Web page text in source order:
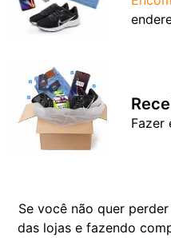
Fazer
Se você não quer
das lojas e fazendo